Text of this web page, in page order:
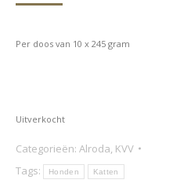
Per doos van 10 x 245 gram
Uitverkocht
Categorieën: Alroda, KVV
Tags:
Honden Katten